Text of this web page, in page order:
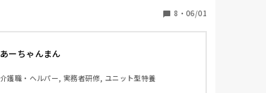
8 ・ 06/01
あーちゃんまん
介護職・ヘルパー, 実務者研修, ユニット型特養